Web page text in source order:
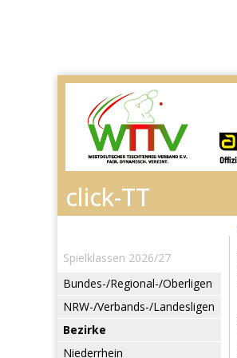
Spielklassen 2026/27
Bundes-/Regional-/Oberligen
NRW-/Verbands-/Landesligen
Bezirke
Niederrhein